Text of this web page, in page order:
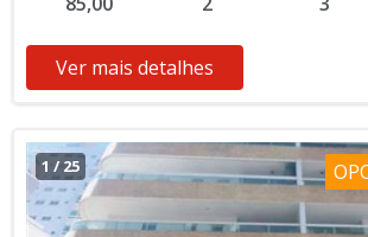
Ver mais detalhes
1 /25